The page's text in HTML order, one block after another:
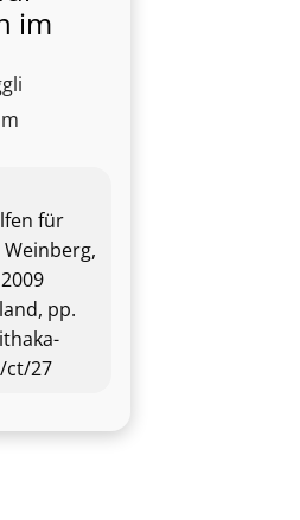
im
für
pp.
ct/27